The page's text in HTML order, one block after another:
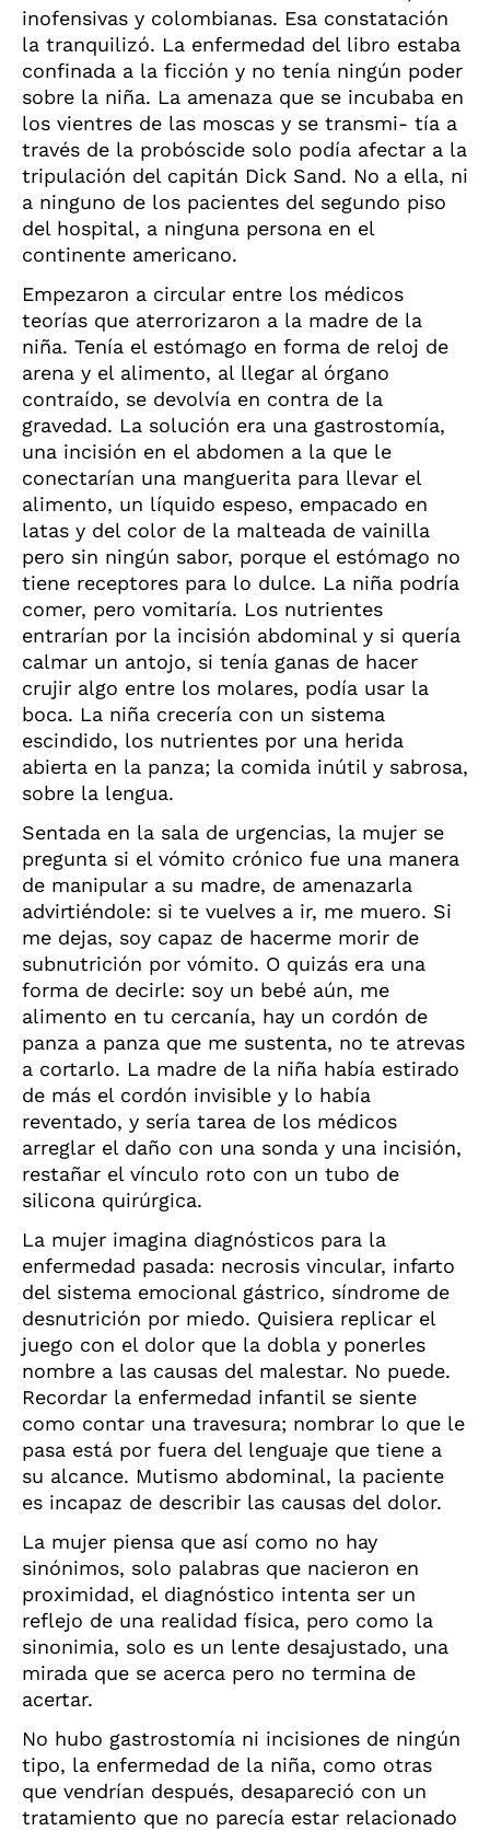
inofensivas y colombianas. Esa constatación
la tranquilizó. La enfermedad del libro estaba
confinada a la ficción y no tenía ningún poder
sobre la niña. La amenaza que se incubaba en
los vientres de las moscas y se transmi- tía a
través de la probóscide solo podía afectar a la
tripulación del capitán Dick Sand. No a ella, ni
a ninguno de los pacientes del segundo piso
del hospital, a ninguna persona en el
continente americano.
Empezaron a circular entre los médicos
teorías que aterrorizaron a la madre de la
niña. Tenía el estómago en forma de reloj de
arena y el alimento, al llegar al órgano
contraído, se devolvía en contra de la
gravedad. La solución era una gastrostomía,
una incisión en el abdomen a la que le
conectarían una manguerita para llevar el
alimento, un líquido espeso, empacado en
latas y del color de la malteada de vainilla
pero sin ningún sabor, porque el estómago no
tiene receptores para lo dulce. La niña podría
comer, pero vomitaría. Los nutrientes
entrarían por la incisión abdominal y si quería
calmar un antojo, si tenía ganas de hacer
crujir algo entre los molares, podía usar la
boca. La niña crecería con un sistema
escindido, los nutrientes por una herida
abierta en la panza; la comida inútil y sabrosa,
sobre la lengua.
Sentada en la sala de urgencias, la mujer se
pregunta si el vómito crónico fue una manera
de manipular a su madre, de amenazarla
advirtiéndole: si te vuelves a ir, me muero. Si
me dejas, soy capaz de hacerme morir de
subnutrición por vómito. O quizás era una
forma de decirle: soy un bebé aún, me
alimento en tu cercanía, hay un cordón de
panza a panza que me sustenta, no te atrevas
a cortarlo. La madre de la niña había estirado
de más el cordón invisible y lo había
reventado, y sería tarea de los médicos
arreglar el daño con una sonda y una incisión,
restañar el vínculo roto con un tubo de
silicona quirúrgica.
La mujer imagina diagnósticos para la
enfermedad pasada: necrosis vincular, infarto
del sistema emocional gástrico, síndrome de
desnutrición por miedo. Quisiera replicar el
juego con el dolor que la dobla y ponerles
nombre a las causas del malestar. No puede.
Recordar la enfermedad infantil se siente
como contar una travesura; nombrar lo que le
pasa está por fuera del lenguaje que tiene a
su alcance. Mutismo abdominal, la paciente
es incapaz de describir las causas del dolor.
La mujer piensa que así como no hay
sinónimos, solo palabras que nacieron en
proximidad, el diagnóstico intenta ser un
reflejo de una realidad física, pero como la
sinonimia, solo es un lente desajustado, una
mirada que se acerca pero no termina de
acertar.
No hubo gastrostomía ni incisiones de ningún
tipo, la enfermedad de la niña, como otras
que vendrían después, desapareció con un
tratamiento que no parecía estar relacionado